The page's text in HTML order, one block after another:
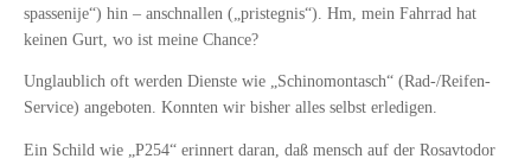
spassenije“) hin – anschnallen („pristegnis“). Hm, mein Fahrrad hat
keinen Gurt, wo ist meine Chance?
Unglaublich oft werden Dienste wie „Schinomontasch“ (Rad-/Reifen-
Service) angeboten. Konnten wir bisher alles selbst erledigen.
Ein Schild wie „P254“ erinnert daran, daß mensch auf der Rosavtodor